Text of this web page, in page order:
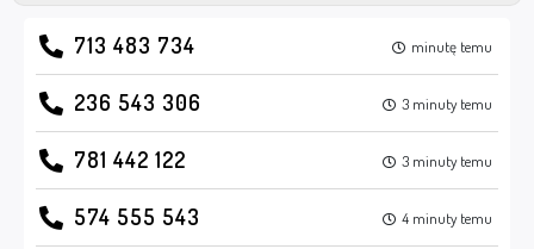
713 483 734 minutę temu
236 543 306 3 minuty temu
781 442 122 3 minuty temu
574 555 543 4 minuty temu